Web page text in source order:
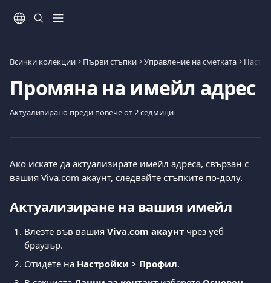
Всички колекции Първи стъпки Управление на сметката
Промяна на имейл адрес
Актуализирано преди повече от 2 седмици
Ако искате да актуализирате имейл адреса, свързан с
вашия Viva.com акаунт, следвайте стъпките по-долу.
Актуализиране на вашия имейл
Влезте във вашия Viva.com акаунт чрез уеб
браузър.
Отидете на Настройки > Профил.